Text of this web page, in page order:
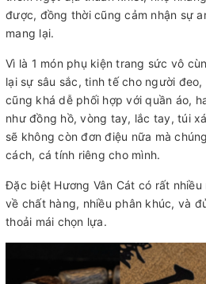
được, đồng thời cũng cảm nhận sự
mang lại.
Vì là 1 món phụ kiện trang sức vô
lại sự sâu sắc, tinh tế cho người đeo,
cũng khá dễ phối hợp với quần áo,
như đồng hồ, vòng tay, lắc tay, túi
sẽ không còn đơn điệu nữa mà
cách, cá tính riêng cho mình.
Đặc biệt Hương Vân Cát có rất
về chất hàng, nhiều phân khúc, và
thoải mái chọn lựa.